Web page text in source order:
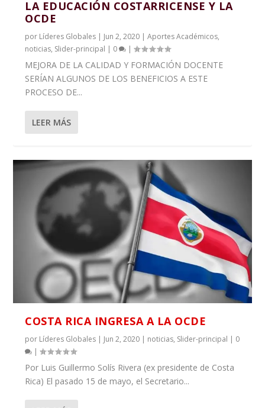
LA EDUCACIÓN COSTARRICENSE Y LA
OCDE
por Líderes Globales | Jun 2, 2020 |Aportes Académicos,
noticias, Slider-principal | 0 |
MEJORA DE LA CALIDAD Y FORMACIÓN DOCENTE
SERÍAN ALGUNOS DE LOS BENEFICIOS A ESTE
PROCESO DE...
LEER MÁS
COSTA RICA INGRESA A LA OCDE
por Líderes Globales | Jun 2, 2020 | noticias, Slider-principal | 0
|
Por Luis Guillermo Solís Rivera (ex presidente de Costa
Rica) El pasado 15 de mayo, el Secretario...